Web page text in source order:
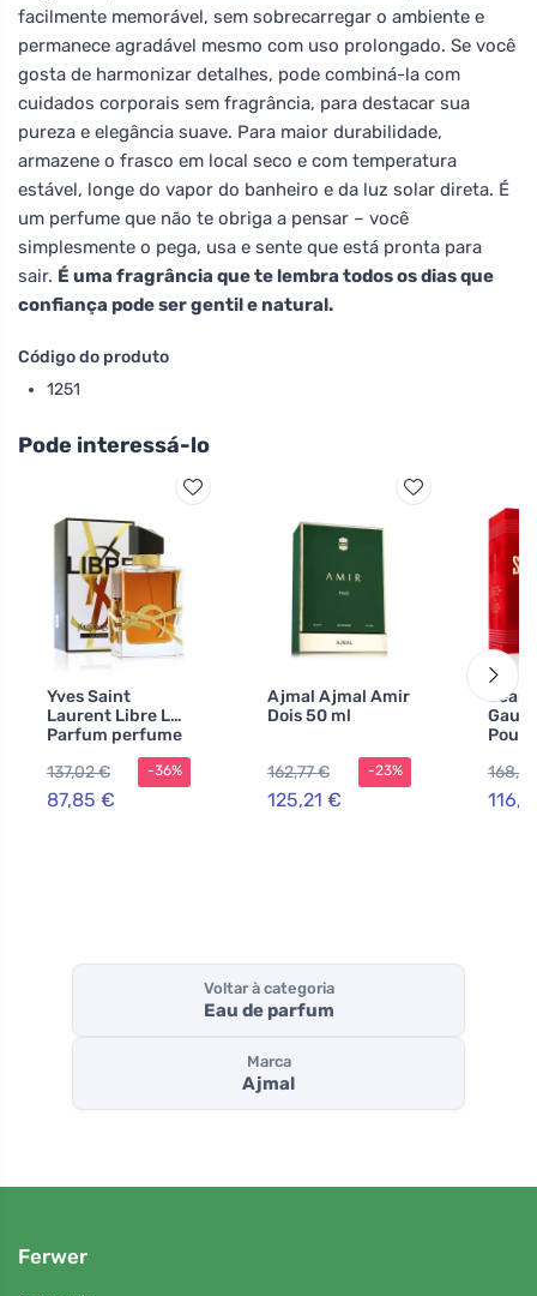
facilmente memorável, sem sobrecarregar o ambiente e
permanece agradável mesmo com uso prolongado. Se você
gosta de harmonizar detalhes, pode combiná-la com
cuidados corporais sem fragrância, para destacar sua
pureza e elegância suave. Para maior durabilidade,
armazene o frasco em local seco e com temperatura
estável, longe do vapor do banheiro e da luz solar direta. É
um perfume que não te obriga a pensar – você
simplesmente o pega, usa e sente que está pronta para
sair. É uma fragrância que te lembra todos os dias que
confiança pode ser gentil e natural.
Código do produto
1251
Pode interessá-lo
Yves Saint
Laurent Libre Le
Parfum perfume
para mulheres 50
ml
137,02 €
87,85 €
-36%
Ajmal Ajmal Amir
Dois 50 ml
162,77 €
125,21 €
-23%
Jean
Pour
Voltar à categoria
Eau de parfum
Marca
Ajmal
Ferwer